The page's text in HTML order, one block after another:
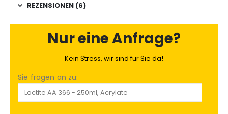
REZENSIONEN (6)
Nur eine Anfrage?
Kein Stress, wir sind für Sie da!
Sie fragen an zu: